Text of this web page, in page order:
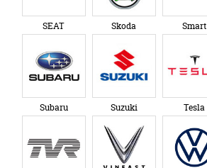
SEAT Skoda Smart
Subaru Suzuki Tesla